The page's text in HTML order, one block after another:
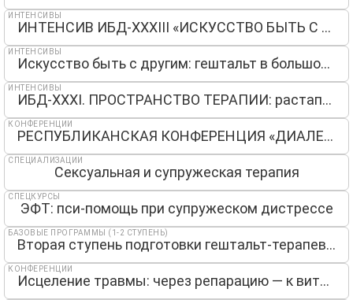
ИНТЕНСИВ ИБД-XXXIII «ИСКУССТВО БЫТЬ С ДРУГИМ: ЖИЗНЬ В КОНТАКТЕ»
ИНТЕНСИВЫ
Искусство быть с другим: гештальт в большом городе
ИНТЕНСИВЫ
ИБД-XXХI. ПРОСТРАНСТВО ТЕРАПИИ: растапливая лёд
ИНТЕНСИВЫ
РЕСПУБЛИКАНСКАЯ КОНФЕРЕНЦИЯ «ДИАЛЕКТИКА SELF»
КОНФЕРЕНЦИИ
Сексуальная и супружеская терапия
СПЕЦИАЛИЗАЦИИ
ЭФТ: пси-помощь при супружеском дистрессе
СПЕЦКУРСЫ
Вторая ступень подготовки гештальт-терапевтов
БАЗОВЫЕ ПРОГРАММЫ (1-2 СТУПЕНЬ)
Исцеление травмы: через репарацию — к витальности
КОНФЕРЕНЦИИ